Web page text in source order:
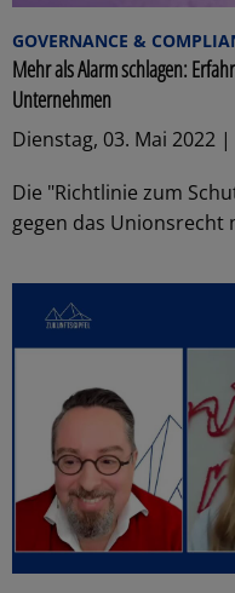
GOVERNANCE &
Mehr als Alarm schlagen:
Unternehmen
Dienstag, 03. Mai 2022
Die "Richtlinie zum
gegen das Unionsrecht